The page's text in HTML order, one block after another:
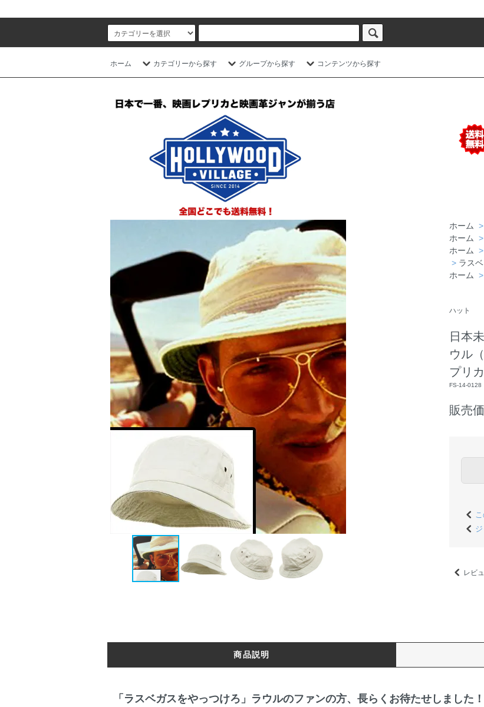
ホーム カテゴリーから探す グループから探す コンテンツから探す
ホーム >
ホーム >
ホーム >
> ラス
ホーム >
ハット
日本
ウル
プリカ
FS-14-0128
販売
レビ
商品説明
「ラスベガスをやっつけろ」ラウルのファンの方、長らくお待たせしました！